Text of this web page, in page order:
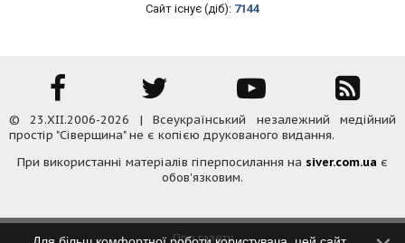
Сайт існує (діб): 7144
© 23.XII.2006-2026 | Всеукраїнський незалежний медійний
простір "Сіверщина" не є копією друкованого видання.
При використанні матеріалів гіперпосилання на siver.com.ua є
обов'язковим.
Про газету